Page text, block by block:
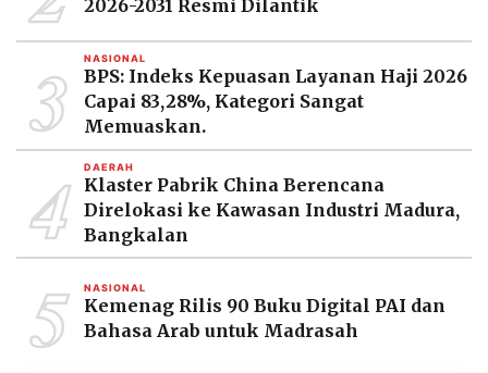
2026-2031 Resmi Dilantik
3 NASIONAL
BPS: Indeks Kepuasan Layanan Haji 2026
Capai 83,28%, Kategori Sangat
Memuaskan.
4 DAERAH
Klaster Pabrik China Berencana
Direlokasi ke Kawasan Industri Madura,
Bangkalan
5 NASIONAL
Kemenag Rilis 90 Buku Digital PAI dan
Bahasa Arab untuk Madrasah